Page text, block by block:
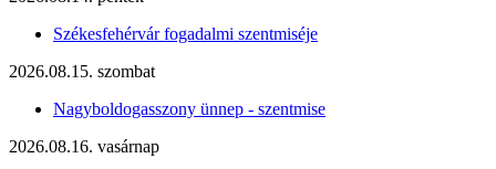
Székesfehérvár fogadalmi szentmiséje
2026.08.15. szombat
Nagyboldogasszony ünnep - szentmise
2026.08.16. vasárnap